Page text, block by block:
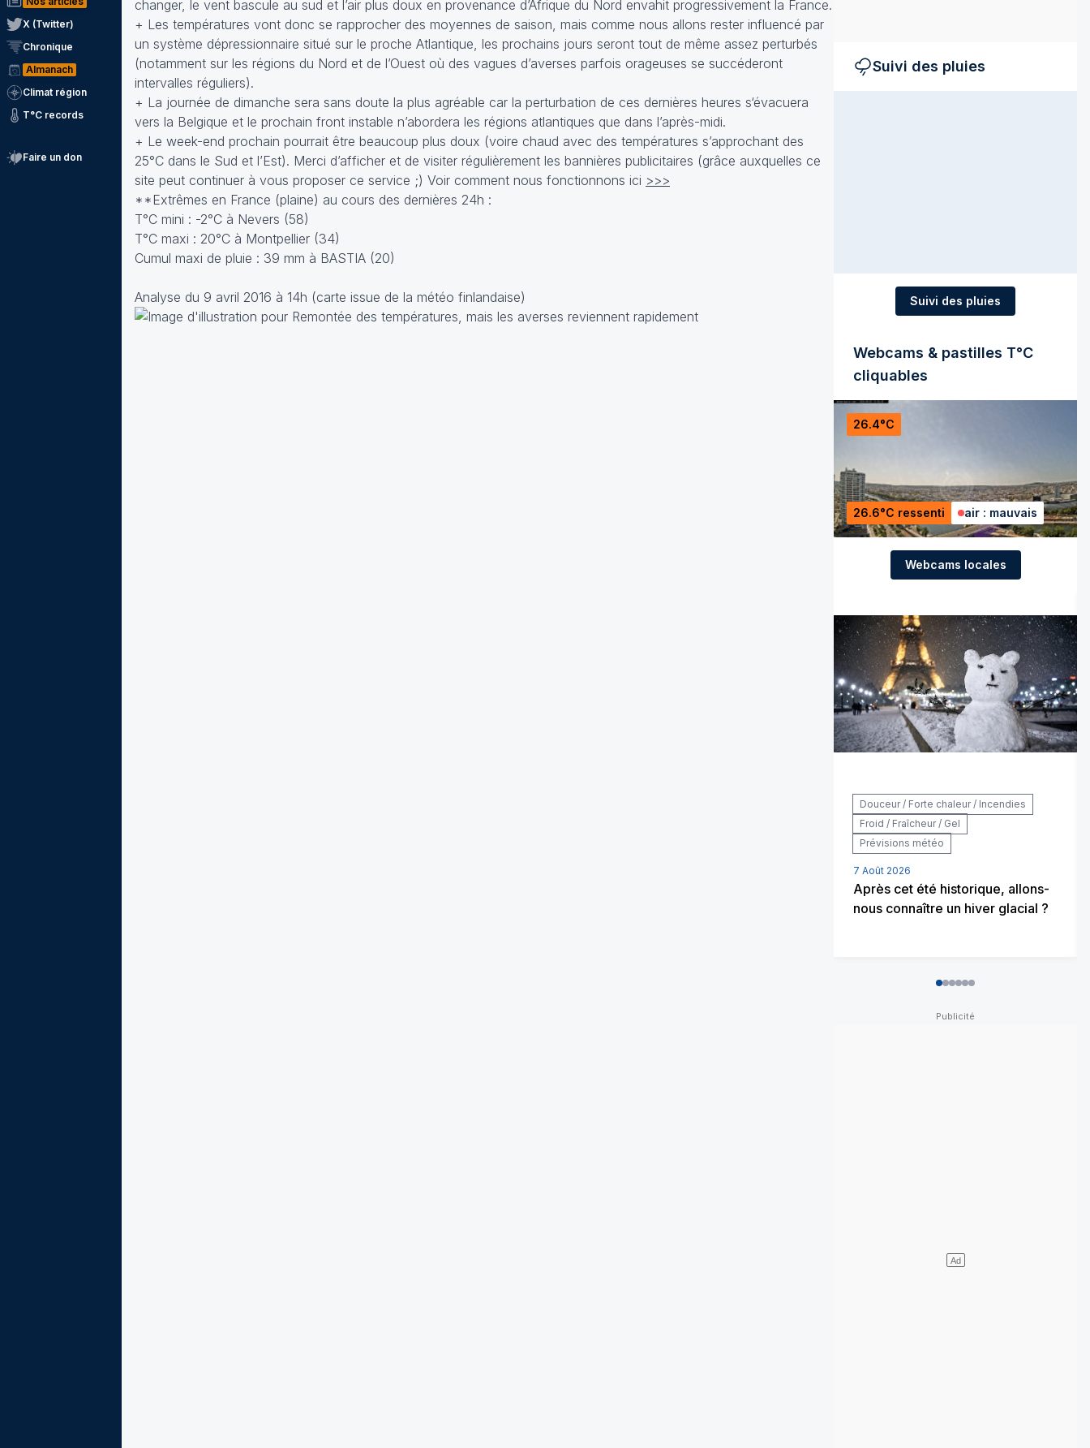
X (Twitter)
Chronique
Almanach
Climat région
T°C records
Faire un don
changer, le vent bascule au sud et l’air plus doux en provenance d’Afrique du Nord envahit progressivement la France.
+ Les températures vont donc se rapprocher des moyennes de saison, mais comme nous allons rester influencé par
un système dépressionnaire situé sur le proche Atlantique, les prochains jours seront tout de même assez perturbés
(notamment sur les régions du Nord et de l’Ouest où des vagues d’averses parfois orageuses se succéderont
intervalles réguliers).
+ La journée de dimanche sera sans doute la plus agréable car la perturbation de ces dernières heures s‘évacuera
vers la Belgique et le prochain front instable n’abordera les régions atlantiques que dans l’après-midi.
+ Le week-end prochain pourrait être beaucoup plus doux (voire chaud avec des températures s’approchant des
25°C dans le Sud et l’Est). Merci d’afficher et de visiter régulièrement les bannières publicitaires (grâce auxquelles ce
site peut continuer à vous proposer ce service ;) Voir comment nous fonctionnons ici >>>
**Extrêmes en France (plaine) au cours des dernières 24h :
T°C mini : -2°C à Nevers (58)
T°C maxi : 20°C à Montpellier (34)
Cumul maxi de pluie : 39 mm à BASTIA (20)
Analyse du 9 avril 2016 à 14h (carte issue de la météo finlandaise)
Suivi des pluies
Suivi des pluies
Webcams & pastilles T°C
cliquables
26.4°C
26.6°C ressenti air : mauvais
Webcams locales
Douceur / Forte chaleur / Incendies
Froid / Fraîcheur / Gel
Prévisions météo
7 Août 2026
Après cet été historique, allons-
nous connaître un hiver glacial ?
012345